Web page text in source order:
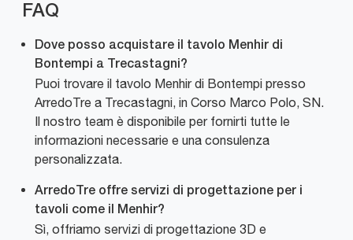
FAQ
Dove posso acquistare il tavolo Menhir di
Bontempi a Trecastagni?
Puoi trovare il tavolo Menhir di Bontempi presso
ArredoTre a Trecastagni, in Corso Marco Polo, SN.
Il nostro team è disponibile per fornirti tutte le
informazioni necessarie e una consulenza
personalizzata.
ArredoTre offre servizi di progettazione per i
tavoli come il Menhir?
Sì, offriamo servizi di progettazione 3D e